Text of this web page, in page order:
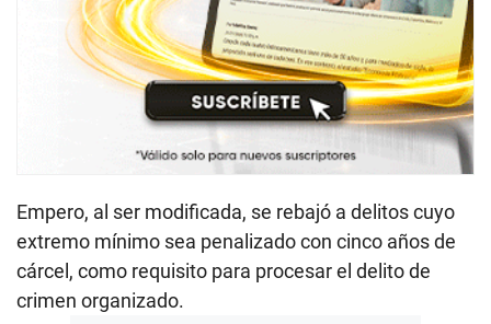
Empero, al ser modificada, se rebajó a delitos cuyo
extremo mínimo sea penalizado con cinco años de
cárcel, como requisito para procesar el delito de
crimen organizado.